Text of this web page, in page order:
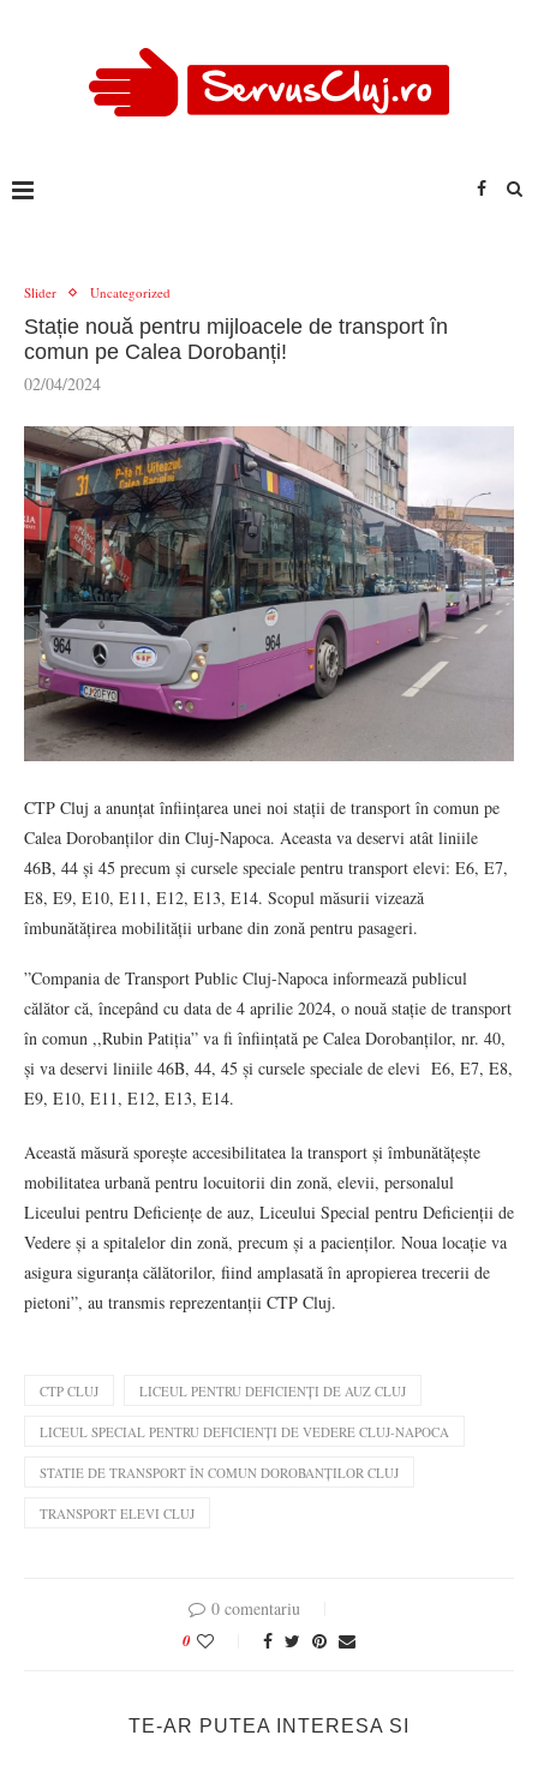
Slider Uncategorized
Stație nouă pentru mijloacele de transport în
comun pe Calea Dorobanți!
02/04/2024
CTP Cluj a anunțat înființarea unei noi stații de transport în comun pe
Calea Dorobanților din Cluj-Napoca. Aceasta va deservi atât liniile
46B, 44 și 45 precum și cursele speciale pentru transport elevi: E6, E7,
E8, E9, E10, E11, E12, E13, E14. Scopul măsurii vizează
îmbunătățirea mobilității urbane din zonă pentru pasageri.
”Compania de Transport Public Cluj-Napoca informează publicul
călător că, începând cu data de 4 aprilie 2024, o nouă stație de transport
în comun ,,Rubin Patiția” va fi înființată pe Calea Dorobanților, nr. 40,
și va deservi liniile 46B, 44, 45 și cursele speciale de elevi E6, E7, E8,
E9, E10, E11, E12, E13, E14.
Această măsură sporește accesibilitatea la transport și îmbunătățește
mobilitatea urbană pentru locuitorii din zonă, elevii, personalul
Liceului pentru Deficiențe de auz, Liceului Special pentru Deficienții de
Vedere și a spitalelor din zonă, precum și a pacienților. Noua locație va
asigura siguranța călătorilor, fiind amplasată în apropierea trecerii de
pietoni”, au transmis reprezentanții CTP Cluj.
CTP CLUJ LICEUL PENTRU DEFICIENȚI DE AUZ CLUJ
LICEUL SPECIAL PENTRU DEFICIENȚI DE VEDERE CLUJ-NAPOCA
STATIE DE TRANSPORT ÎN COMUN DOROBANȚILOR CLUJ
TRANSPORT ELEVI CLUJ
0 comentariu
0
TE-AR PUTEA INTERESA SI